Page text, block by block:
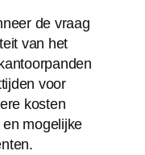
de vraag
van het
voor
kosten
mogelijke